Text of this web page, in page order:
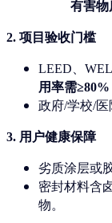
有害物
2. 项目验收门槛
LEED、
用率需≥80%
政府/学校/医
3. 用户健康保障
劣质涂层或
密封材料含
物。